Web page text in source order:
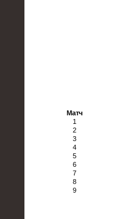
Матч
1
2
3
4
5
6
7
8
9